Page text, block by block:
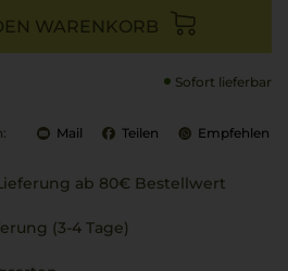
WARENKORB
Sofort lieferbar
Mail Teilen Empfehlen
ab 80€ Bestellwert
(3-4 Tage)